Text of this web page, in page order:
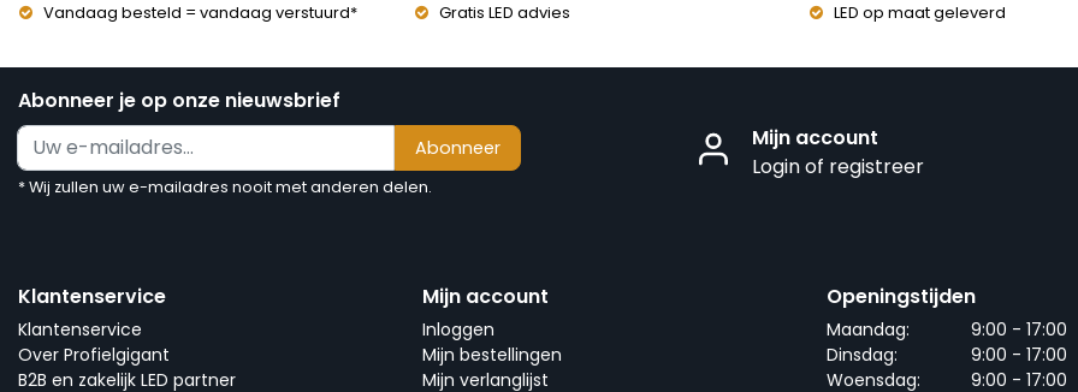
Vandaag besteld = vandaag verstuurd* Gratis LED advies LED op maat geleverd
Abonneer je op onze nieuwsbrief
Abonneer
* Wij zullen uw e-mailadres nooit met anderen delen.
Mijn account
Login of registreer
Klantenservice
Klantenservice
Over Profielgigant
B2B en zakelijk LED partner
Mijn account
Inloggen
Mijn bestellingen
Mijn verlanglijst
Openingstijden
Maandag:
9:00 - 17:00
Dinsdag:
9:00 - 17:00
Woensdag:
9:00 - 17:00